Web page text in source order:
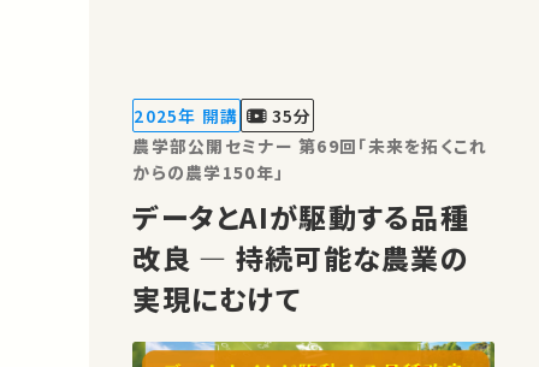
2025年 開講
35分
農学部公開セミナー 第69回「未来を拓くこれ
からの農学150年」
データとAIが駆動する品種
改良 ― 持続可能な農業の
実現にむけて